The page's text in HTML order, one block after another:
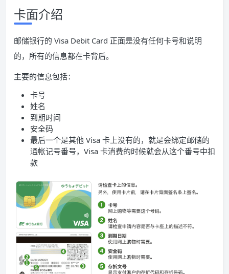
卡面介绍
邮储银行的 Visa Debit Card 正面是没有任何卡号和说明
的，所有的信息都在卡背后。
主要的信息包括：
卡号
姓名
到期时间
安全码
最后一个是其他 Visa 卡上没有的，就是会绑定邮储的
通帐记号番号，Visa 卡消费的时候就会从这个番号中扣
款